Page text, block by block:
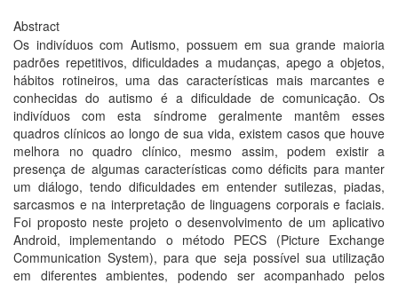
Abstract
Os indivíduos com Autismo, possuem em sua grande maioria
padrões repetitivos, dificuldades a mudanças, apego a objetos,
hábitos rotineiros, uma das características mais marcantes e
conhecidas do autismo é a dificuldade de comunicação. Os
indivíduos com esta síndrome geralmente mantêm esses
quadros clínicos ao longo de sua vida, existem casos que houve
melhora no quadro clínico, mesmo assim, podem existir a
presença de algumas características como déficits para manter
um diálogo, tendo dificuldades em entender sutilezas, piadas,
sarcasmos e na interpretação de linguagens corporais e faciais.
Foi proposto neste projeto o desenvolvimento de um aplicativo
Android, implementando o método PECS (Picture Exchange
Communication System), para que seja possível sua utilização
em diferentes ambientes, podendo ser acompanhado pelos